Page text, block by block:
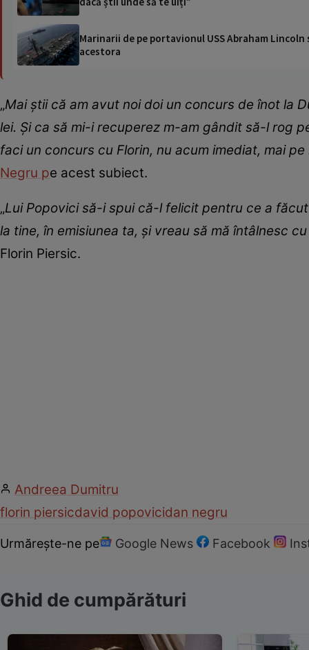
Marinarii de pe portavionul USS Abraham
acestora
„Mai știi că am avut noi doi un concurs de înot la
lei. Și ca să mi-i recuperez m-am gândit să-l rog
faci un concurs cu Florin, nu acum imediat, mai
Negru pe acest subiect.
„Lui Popovici să-i spui că-l felicit pentru ce a
la tine, în emisiunea ta, și vreau să mă întâlnesc
Florin Piersic.
Andreea Dumitru
florin piersicdavid popovicidan negru
Urmărește-ne pe Google News Facebook
Ghid de cumpărături